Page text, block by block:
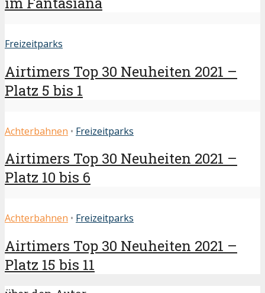
Freizeitparks
Airtimers Top 30 Neuheiten 2021 –
Platz 5 bis 1
Achterbahnen • Freizeitparks
Airtimers Top 30 Neuheiten 2021 –
Platz 10 bis 6
Achterbahnen • Freizeitparks
Airtimers Top 30 Neuheiten 2021 –
Platz 15 bis 11